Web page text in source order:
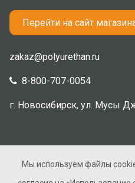
Перейти на сайт
zakaz@polyurethan.ru
8-800-707-0054
г. Новосибирск, ул. Мусы
2005-2026 ©
Мы используем файлы